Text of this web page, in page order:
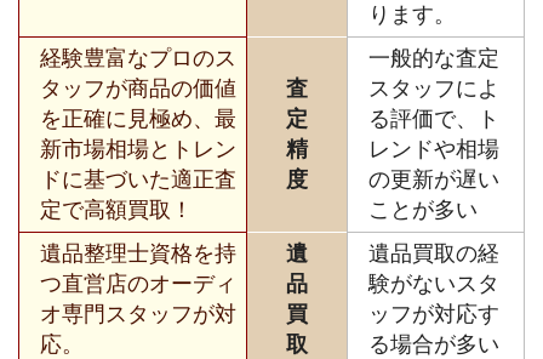
ります。
経験豊富なプロのス
タッフが商品の価値
を正確に見極め、最
新市場相場とトレン
ドに基づいた適正査
定で高額買取！
査
定
精
度
一般的な査定
スタッフによ
る評価で、ト
レンドや相場
の更新が遅い
ことが多い
遺品整理士資格を持
つ直営店のオーディ
オ専門スタッフが対
応。
遺
品
買
取
遺品買取の経
験がないスタ
ッフが対応す
る場合が多い